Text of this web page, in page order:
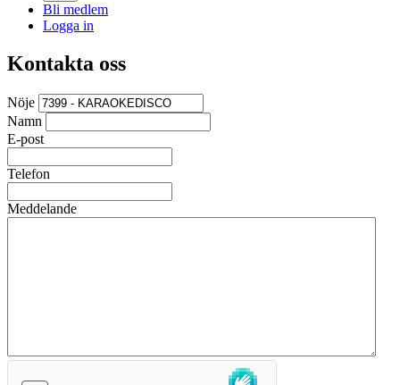
Bli medlem
Logga in
Kontakta oss
Nöje
Namn
E-post
Telefon
Meddelande